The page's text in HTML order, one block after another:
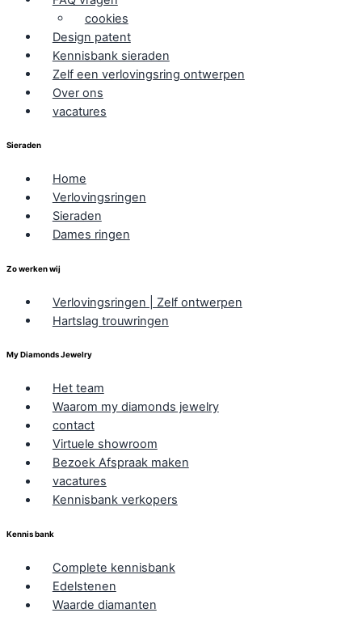
cookies
Design patent
Kennisbank sieraden
Zelf een verlovingsring ontwerpen
Over ons
vacatures
Sieraden
Home
Verlovingsringen
Sieraden
Dames ringen
Zo werken wij
Verlovingsringen | Zelf ontwerpen
Hartslag trouwringen
My Diamonds Jewelry
Het team
Waarom my diamonds jewelry
contact
Virtuele showroom
Bezoek Afspraak maken
vacatures
Kennisbank verkopers
Kennis bank
Complete kennisbank
Edelstenen
Waarde diamanten